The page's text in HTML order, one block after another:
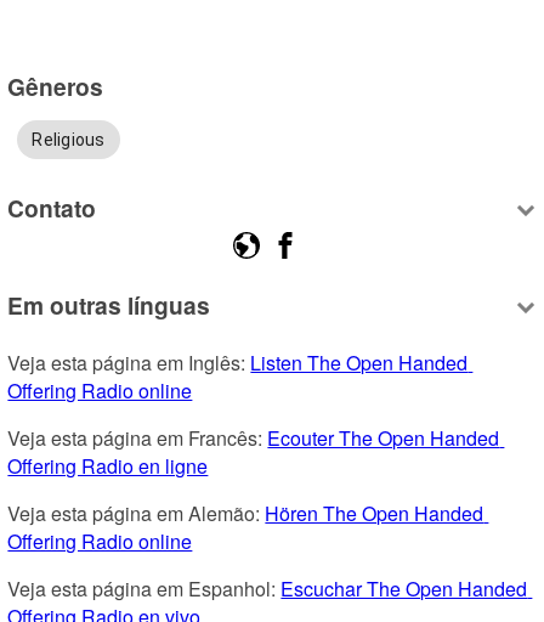
Gêneros
Religious
Contato
Em outras línguas
Veja esta página em Inglês: Listen The Open Handed
Offering Radio online
Veja esta página em Francês: Ecouter The Open Handed
Offering Radio en ligne
Veja esta página em Alemão: Hören The Open Handed
Offering Radio online
Veja esta página em Espanhol: Escuchar The Open Handed
Offering Radio en vivo